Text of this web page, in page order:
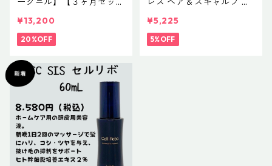
キャルプ コンセントレイ
ト(頭皮養毛料) NET 100m
¥13,200
20%OFF
料) NET 100mL ¥5,500
(税込)
¥5,225
5%OFF